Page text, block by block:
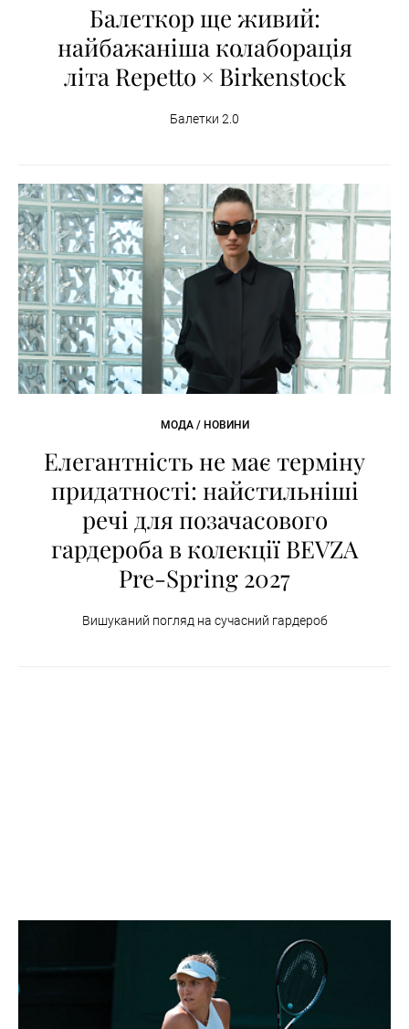
Балеткор ще живий:
найбажаніша колаборація
літа Repetto × Birkenstock
Балетки 2.0
МОДА / НОВИНИ
Елегантність не має терміну
придатності: найстильніші
речі для позачасового
гардероба в колекції BEVZA
Pre-Spring 2027
Вишуканий погляд на сучасний гардероб